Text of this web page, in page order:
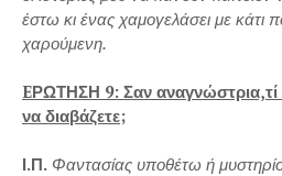
έστω κι ένας χαμογελάσει με κάτι
χαρούμενη.
EΡΩΤΗΣΗ 9: Σαν αναγνώστρια,τί
να διαβάζετε;
Ι.Π. Φαντασίας υποθέτω ή